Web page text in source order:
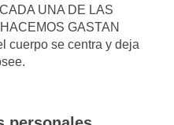
UNA DE LAS
GASTAN
cuerpo se centra y deja